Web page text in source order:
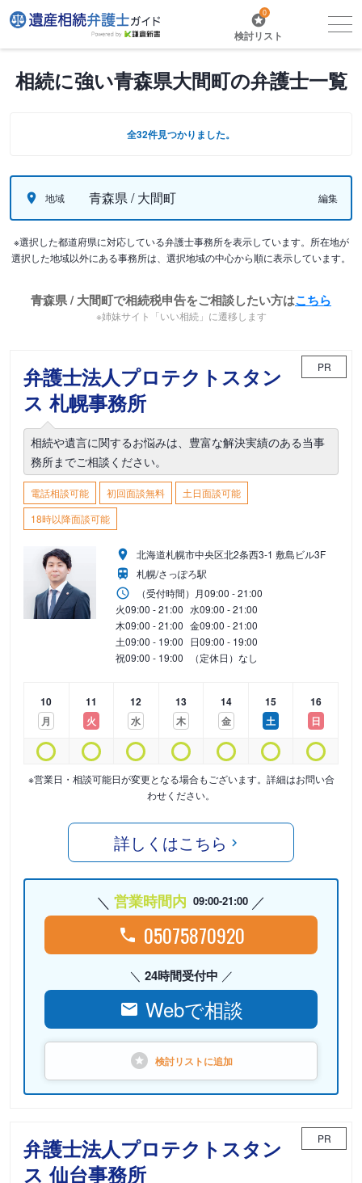
0
検討リスト
相続に強い青森県大間町の弁護士一覧
全32件見つかりました。
地域 青森県 / 大間町 編集
※選択した都道府県に対応している弁護士事務所を表示しています。所在地が
選択した地域以外にある事務所は、選択地域の中心から順に表示しています。
青森県 / 大間町で相続税申告をご相談したい方はこちら
※姉妹サイト「いい相続」に遷移します
弁護士法人プロテクトスタン
ス 札幌事務所
PR
相続や遺言に関するお悩みは、豊富な解決実績のある当事
務所までご相談ください。
電話相談可能 初回面談無料
土日面談可能
18時以降面談可能
北海道札幌市中央区北2条西3-1 敷島ビル3F
札幌/さっぽろ駅
（受付時間） 月09:00 - 21:00
火09:00 - 21:00 水09:00 - 21:00
木09:00 - 21:00 金09:00 - 21:00
土09:00 - 19:00 日09:00 - 19:00
祝09:00 - 19:00 （定休日）なし
10
月
11
火
12
水
13
木
14
金
15
土
16
日
※営業日・相談可能日が変更となる場合もございます。詳細はお問い合
わせください。
詳しくはこちら
営業時間内 09:00-21:00
05075870920
24時間受付中
Webで相談
検討リストに追加
弁護士法人プロテクトスタン
ス 仙台事務所
PR